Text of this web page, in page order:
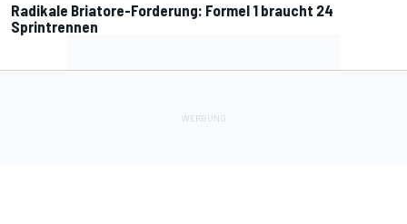
Radikale Briatore-Forderung: Formel 1 braucht 24
Sprintrennen